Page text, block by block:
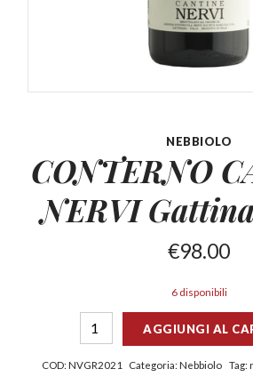
NEBBIOLO
CONTERNO
NERVI
€98.00
6 disponibili
AGGIUNGI AL
COD: NVGR2021 Categoria:Nebbiolo Tag: